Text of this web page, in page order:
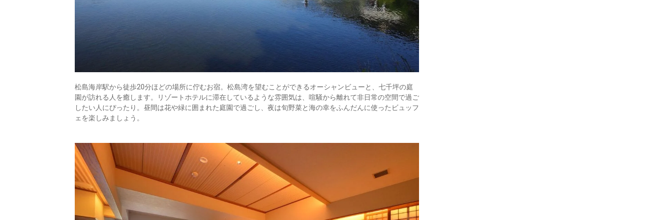
松島海岸駅から徒歩20分ほどの場所に佇むお宿。松島湾を望むことができるオーシャンビューと、七千坪の庭
園が訪れる人を癒します。リゾートホテルに滞在しているような雰囲気は、喧騒から離れて非日常の空間で過ご
したい人にぴったり。昼間は花や緑に囲まれた庭園で過ごし、夜は旬野菜と海の幸をふんだんに使ったビュッフ
ェを楽しみましょう。